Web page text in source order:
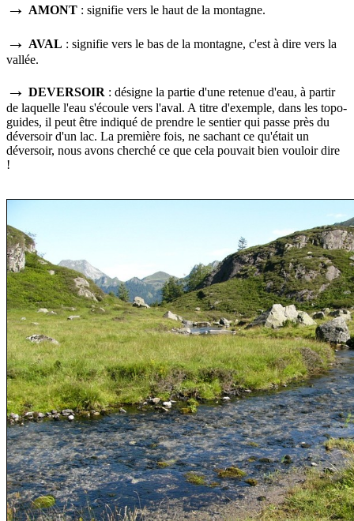
→ AMONT : signifie vers le haut de la montagne.
→ AVAL : signifie vers le bas de la montagne, c'est à dire vers la
vallée.
→ DEVERSOIR : désigne la partie d'une retenue d'eau, à partir
de laquelle l'eau s'écoule vers l'aval. A titre d'exemple, dans les topo-
guides, il peut être indiqué de prendre le sentier qui passe près du
déversoir d'un lac. La première fois, ne sachant ce qu'était un
déversoir, nous avons cherché ce que cela pouvait bien vouloir dire
!